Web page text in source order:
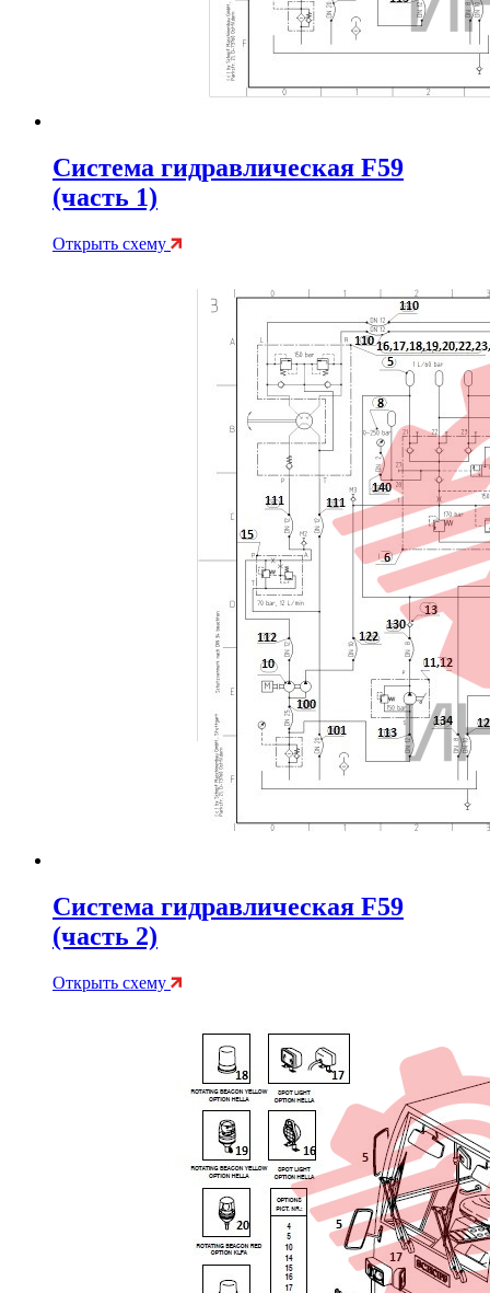
Система гидравлическая F59
(часть 1)
Открыть схему
Система гидравлическая F59
(часть 2)
Открыть схему